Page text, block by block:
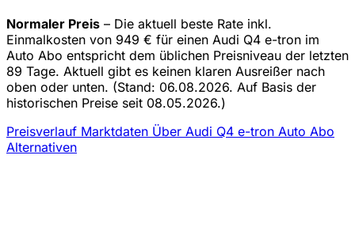
Normaler Preis – Die aktuell beste Rate inkl.
Einmalkosten von 949 € für einen Audi Q4 e-tron im
Auto Abo entspricht dem üblichen Preisniveau der letzten
89 Tage. Aktuell gibt es keinen klaren Ausreißer nach
oben oder unten. (Stand: 06.08.2026. Auf Basis der
historischen Preise seit 08.05.2026.)
Preisverlauf Marktdaten Über Audi Q4 e-tron Auto Abo
Alternativen